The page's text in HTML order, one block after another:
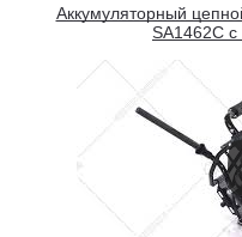
Аккумуляторный
SA1462С